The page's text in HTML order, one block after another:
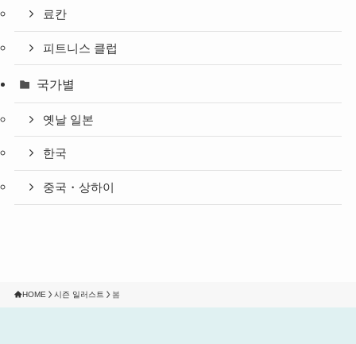
료칸
피트니스 클럽
국가별
옛날 일본
한국
중국・상하이
HOME 시즌 일러스트 봄